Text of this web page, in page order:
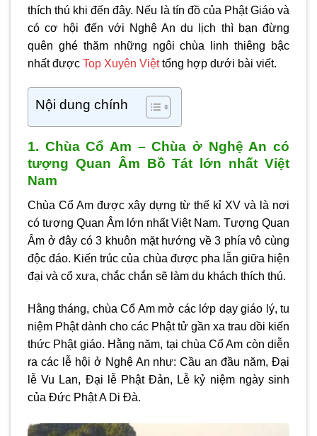
thích thú khi đến đây. Nếu là tín đồ của Phật Giáo và
có cơ hội đến với Nghệ An du lịch thì bạn đừng
quên ghé thăm những ngôi chùa linh thiêng bậc
nhất được Top Xuyên Việttổng hợp dưới bài viết.
Nội dung chính
1. Chùa Cổ Am – Chùa ở Nghệ An có
tượng Quan Âm Bồ Tát lớn nhất Việt
Nam
Chùa Cổ Am được xây dựng từ thế kỉ XV và là nơi
có tượng Quan Âm lớn nhất Việt Nam. Tượng Quan
Âm ở đây có 3 khuôn mặt hướng về 3 phía vô cùng
độc đáo. Kiến trúc của chùa được pha lẫn giữa hiện
đại và cổ xưa, chắc chắn sẽ làm du khách thích thú.
Hằng tháng, chùa Cổ Am mở các lớp dạy giáo lý, tu
niệm Phật dành cho các Phật tử gần xa trau dồi kiến
thức Phật giáo. Hằng năm, tại chùa Cổ Am còn diễn
ra các lễ hội ở Nghệ An như: Cầu an đầu năm, Đại
lễ Vu Lan, Đại lễ Phật Đản, Lễ kỷ niệm ngày sinh
của Đức Phật A Di Đà.